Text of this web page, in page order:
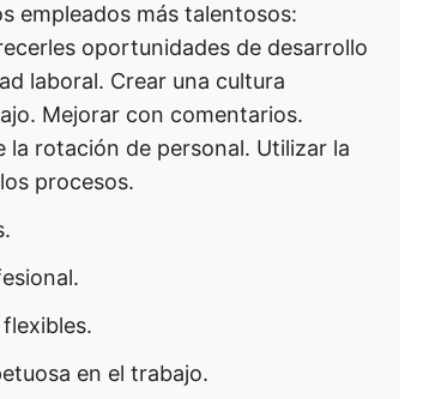
empleados más talentosos:
oportunidades de desarrollo
laboral. Crear una cultura
Mejorar con comentarios.
rotación de personal. Utilizar la
procesos.
en el trabajo.